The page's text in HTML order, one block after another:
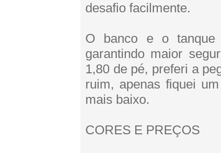
desafio facilmente.
O banco e o tanque
garantindo maior
1,80 de pé, preferi a
ruim, apenas fiquei
mais baixo.
CORES E PREÇOS